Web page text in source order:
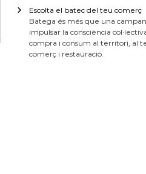
Escolta el batec del teu comerç
Batega és més que una
impulsar la consciència
compra i consum al territori, al
comerç i restauració.